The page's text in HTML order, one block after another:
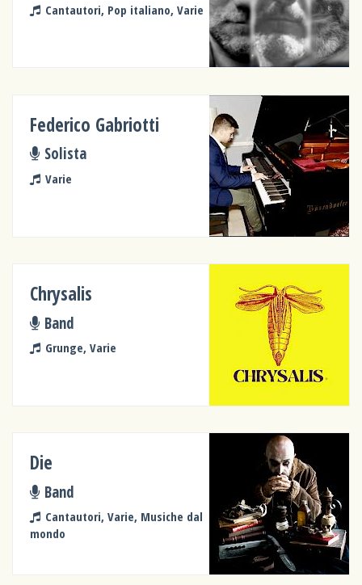
Cantautori, Pop italiano, Varie
Federico Gabriotti
Solista
Varie
Chrysalis
Band
Grunge, Varie
Die
Band
Cantautori, Varie, Musiche dal
mondo